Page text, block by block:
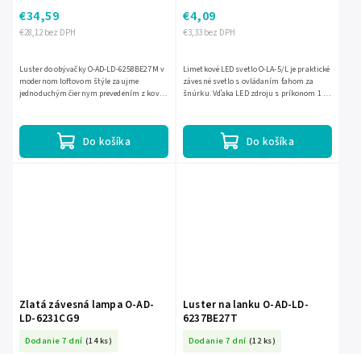
€28,12 bez DPH
€34,59
Do košíka
Luster do obývačky O-AD-LD-6258BE27M v
modernom loftovom štýle zaujme
jednoduchým čiernym prevedením z kovu
€3,33 bez DPH
€4,09
Do košíka
Limetkové LED svetlo O-LA-5/L je praktické
závesné svetlo s ovládaním ťahom za
šnúrku. Vďaka LED zdroju s príkonom 1 W
Zlatá závesná lampa O-AD-
LD-6231CG9
Dodanie 7 dní (14 ks)
Luster na lanku O-AD-LD-
6237BE27T
Dodanie 7 dní (12 ks)